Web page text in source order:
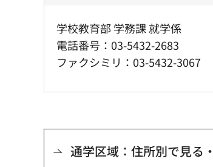
学校教育部 学務課 就学係
電話番号：03-5432-2683
ファクシミリ：03-5432-3067
通学区域：住所別で見る